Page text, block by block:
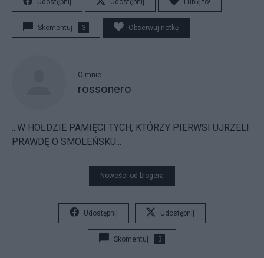
Skomentuj 3 Obserwuj notkę
O mnie
rossonero
...W HOŁDZIE PAMIĘCI TYCH, KTÓRZY PIERWSI UJRZELI
PRAWDĘ O SMOLEŃSKU...
Nowości od blogera
Udostępnij Udostępnij
Skomentuj 3